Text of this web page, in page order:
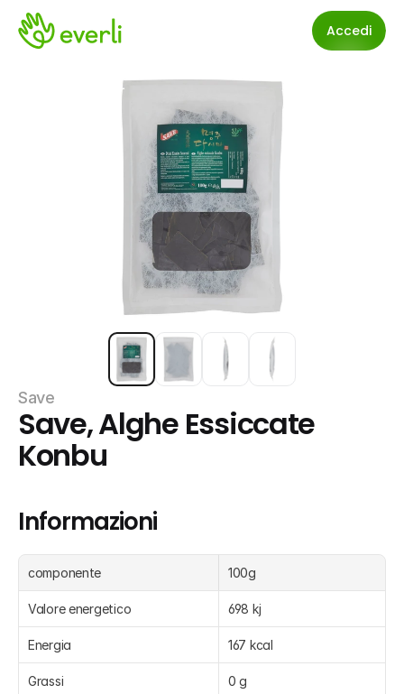
Accedi
Save
Save, Alghe Essiccate
Konbu
Informazioni
componente 100g
Valore energetico 698 kj
Energia 167 kcal
Grassi 0 g